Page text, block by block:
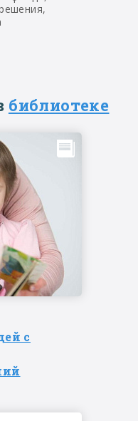
библиотеке
с